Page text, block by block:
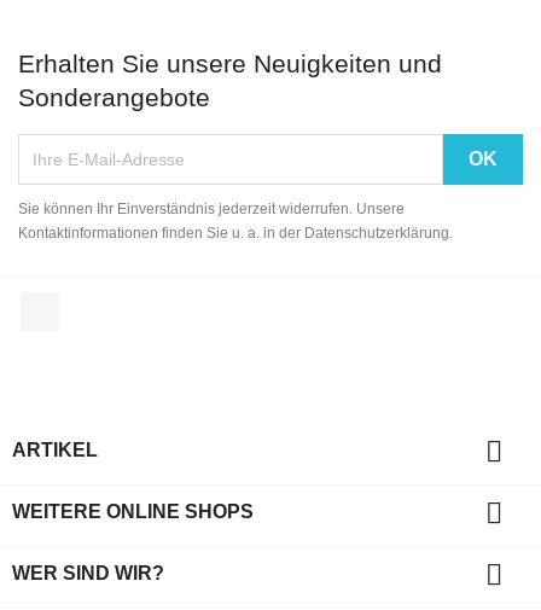
Erhalten Sie unsere Neuigkeiten und
Sonderangebote
Sie können Ihr Einverständnis jederzeit widerrufen. Unsere
Kontaktinformationen finden Sie u. a. in der Datenschutzerklärung.
ARTIKEL 
WEITERE ONLINE SHOPS 
WER SIND WIR? 